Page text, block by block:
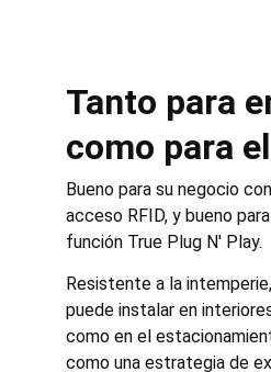
Tanto para
como para
Bueno para su negocio
acceso RFID, y bueno
función True Plug N' Play.
Resistente a la
puede instalar en
como en el
como una estrategia de